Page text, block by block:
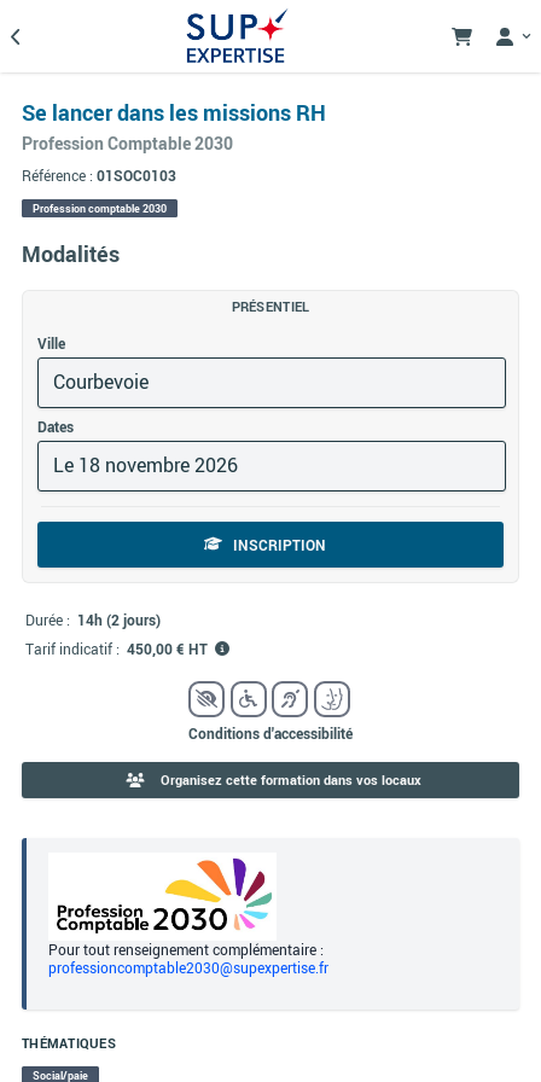
Pour tout renseignement complémentaire :
professioncomptable2030@supexpertise.fr
THÉMATIQUES
Social/paie
Se lancer dans les missions RH
Profession Comptable 2030
Référence : 01SOC0103
Profession comptable 2030
Modalités
PRÉSENTIEL
Ville
Courbevoie
Dates
Le 18 novembre 2026
INSCRIPTION
Durée : 14h (2 jours)
Tarif indicatif : 450,00 € HT
Conditions d'accessibilité
Organisez cette formation dans vos locaux